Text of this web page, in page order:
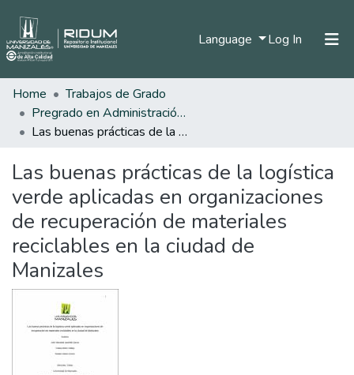
Language Log In (current)
Home
Trabajos de Grado
Pregrado en Administración de Empresas
Las buenas prácticas de la logística verde aplicadas en organizaciones de recuperación de materiales reciclables en la ciudad de Manizales
Las buenas prácticas de la logística
verde aplicadas en organizaciones
de recuperación de materiales
reciclables en la ciudad de
Manizales